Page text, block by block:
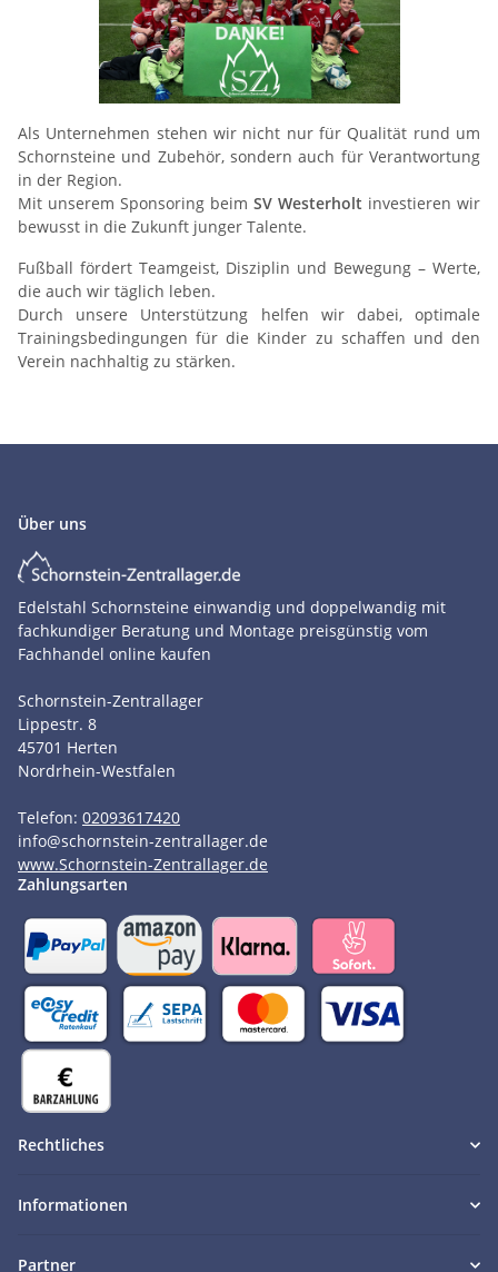
Als Unternehmen stehen wir nicht nur für Qualität rund um
Schornsteine und Zubehör, sondern auch für Verantwortung
in der Region.
Mit unserem Sponsoring beim SV Westerholt investieren wir
bewusst in die Zukunft junger Talente.
Fußball fördert Teamgeist, Disziplin und Bewegung – Werte,
die auch wir täglich leben.
Durch unsere Unterstützung helfen wir dabei, optimale
Trainingsbedingungen für die Kinder zu schaffen und den
Verein nachhaltig zu stärken.
Über uns
Edelstahl Schornsteine einwandig und doppelwandig mit
fachkundiger Beratung und Montage preisgünstig vom
Fachhandel online kaufen
Schornstein-Zentrallager
Lippestr. 8
45701 Herten
Nordrhein-Westfalen
Telefon: 02093617420
info@schornstein-zentrallager.de
www.Schornstein-Zentrallager.de
Zahlungsarten
Rechtliches
Informationen
Partner